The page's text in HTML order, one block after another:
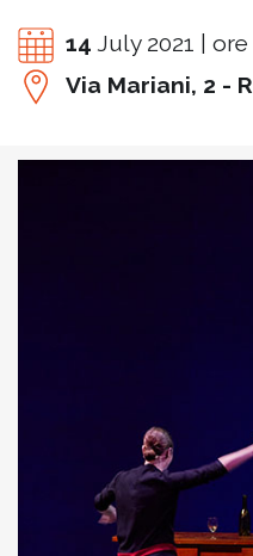
14 July 2021 | ore
Via Mariani, 2 -